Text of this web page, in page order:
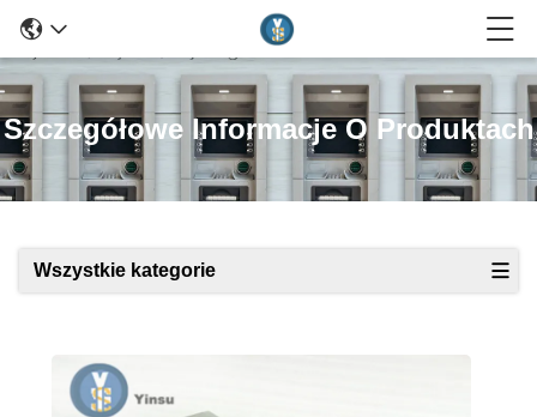
Szczegółowe Informacje O Produktach
Wszystkie kategorie